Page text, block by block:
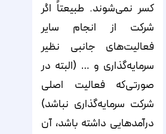
کسر نمی‌شوند. طبیعتاً اگر
شرکت از انجام سایر
فعالیت‌های جانبی نظیر
سرمایه‌گذاری و … (البته در
صورتی‌که فعالیت اصلی
شرکت سرمایه‌گذاری نباشد)
درآمدهایی داشته باشد، آن